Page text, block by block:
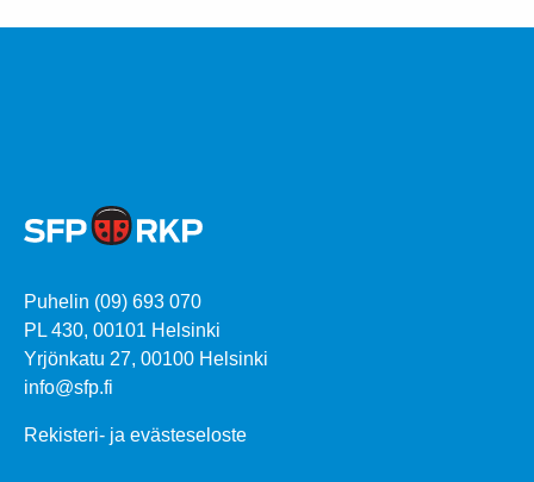
Puhelin (09) 693 070
PL 430, 00101 Helsinki
Yrjönkatu 27, 00100 Helsinki
info@sfp.fi
Rekisteri- ja evästeseloste